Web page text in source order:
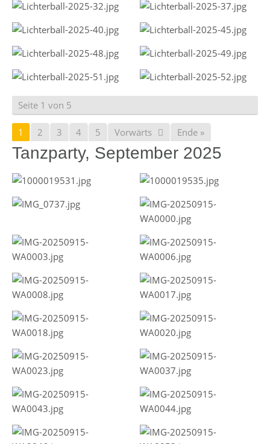
Seite 1 von 5
1 2 3 4 5 Vorwärts Ende »
Tanzparty, September 2025